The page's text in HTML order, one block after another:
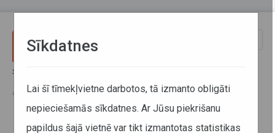
Sākums
apmaiņa
Sīkdatnes
Lai šī tīmekļvietne darbotos, tā izmanto obligāti
nepieciešamās sīkdatnes. Ar Jūsu piekrišanu
papildus šajā vietnē var tikt izmantotas statistikas